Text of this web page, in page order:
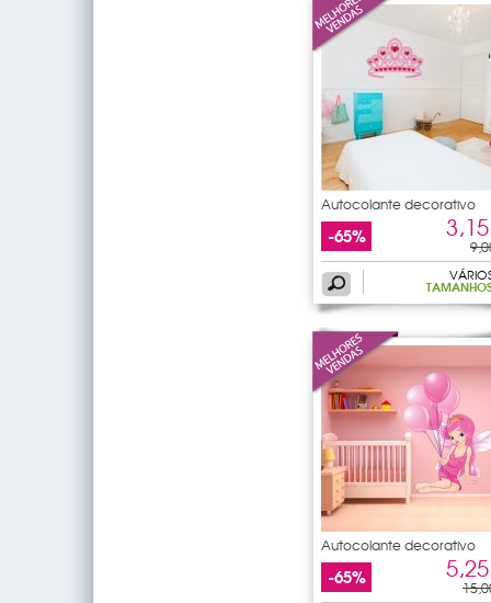
Autocolante decorativo
-65%
Autocolante decorativo
-65%